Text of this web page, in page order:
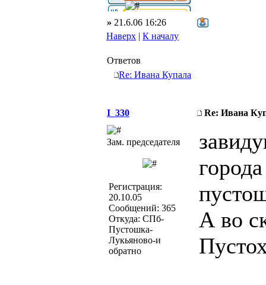
» 21.6.06 16:26
Наверх | К началу
Ответов
Re: Ивана Купала
I_330 Re: Ивана
Зам. председателя
Регистрация:
20.10.05
Сообщений: 365
Откуда: СПб-
Пустошка-
Лукьяново-и
обратно
А во